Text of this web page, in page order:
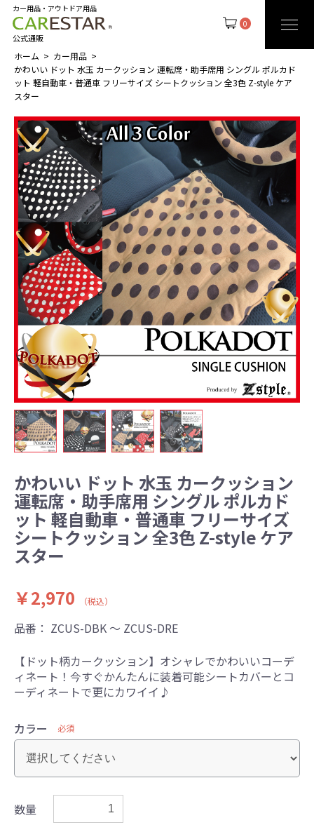
0
カー用品・アウトドア用品
公式通販
ホーム
カー用品
かわいい ドット 水玉 カークッション 運転席・助手席用 シングル ポルカド
ット 軽自動車・普通車 フリーサイズ シートクッション 全3色 Z-style ケア
スター
かわいい ドット 水玉 カークッション
運転席・助手席用 シングル ポルカド
ット 軽自動車・普通車 フリーサイズ
シートクッション 全3色 Z-style ケア
スター
￥2,970
（税込）
品番： ZCUS-DBK ～ ZCUS-DRE
【ドット柄カークッション】オシャレでかわいいコーデ
ィネート！今すぐかんたんに装着可能シートカバーとコ
ーディネートで更にカワイイ♪
カラー 必須
数量